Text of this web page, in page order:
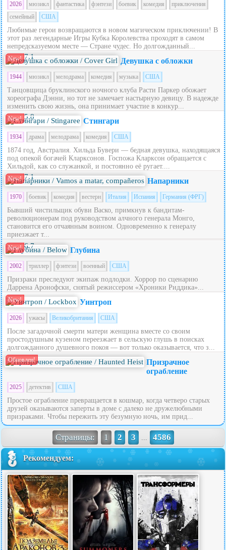
2026 мюзикл фантастика фэнтези боевик комедия
приключения
семейный
США
Любимые герои возвращаются в новом магическом приключении! В
этот раз легендарные Игры Кубка Королевства проходят в самом
непредсказуемом месте — Стране чудес. Но долгожданный...
New! 7.1 Девушка с обложки
1944 мюзикл мелодрама комедия музыка США
Танцовщица бруклинского ночного клуба Расти Паркер обожает
хореографа Дэнни, но тот не замечает настырную девицу. В надежде
изменить свою жизнь, она принимает участие в конкур...
New! 5.8 Стингари
1934 драма мелодрама комедия США
1874 год, Австралия. Хильда Бувери — бедная девушка, находящаяся
под опекой богачей Кларксонов. Госпожа Кларксон обращается с
Хильдой, как со служанкой, и постоянно её ругает....
New! 7.1 Напарники
1970 боевик комедия вестерн Италия Испания Германия (ФРГ)
Бывший чистильщик обуви Васко, примкнув к бандитам-
революционерам под руководством алчного генерала Монго,
становится его отчаянным воином. Одновременно к генералу
приезжает т...
New! 6.7 Глубина
2002 триллер фэнтези военный США
Призраки преследуют экипаж подлодки. Хоррор по сценарию
Даррена Аронофски, снятый режиссером «Хроники Риддика»...
New! Уинтроп
2026 ужасы Великобритания США
После загадочной смерти матери женщина вместе со своим
простодушным кузеном переезжает в сельскую глушь в поисках
долгожданного душевного покоя — вот только оказывается, что з...
Обновлен!
Призрачное
ограбление
2025 детектив США
Простое ограбление превращается в кошмар, когда четверо старых
друзей оказываются заперты в доме с далеко не дружелюбными
призраками. Чтобы пережить эту безумную ночь, им прид...
Страницы: 1 2 3 ... 4586
Рекомендуем: